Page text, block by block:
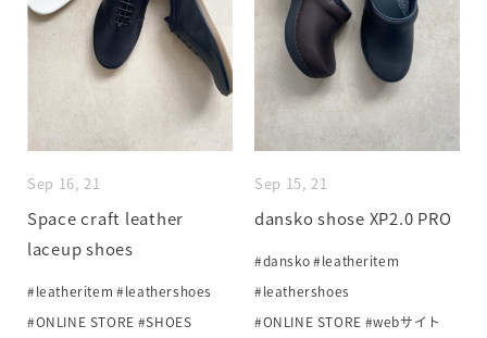
Sep 16, 21
Space craft leather
laceup shoes
#leatheritem #leathershoes
#ONLINE STORE #SHOES
Sep 15, 21
dansko shose XP2.0 PRO
#dansko#leatheritem
#leathershoes
#ONLINE STORE #webサイト